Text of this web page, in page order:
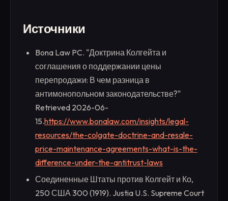
Источники
Bona Law PC. "Доктрина Колгейта и
соглашения о поддержании цены
перепродажи: В чем разница в
антимонопольном законодательстве?"
Retrieved 2026-06-
15.https://www.bonalaw.com/insights/legal-
resources/the-colgate-doctrine-and-resale-
price-maintenance-agreements-what-is-the-
difference-under-the-antitrust-laws
Соединенные Штаты против Колгейт и Ко,
250 США 300 (1919). Justia U.S. Supreme Court